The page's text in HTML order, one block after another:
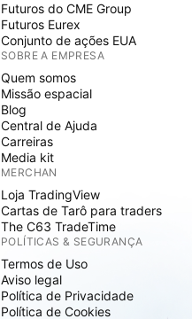
Futuros do CME Group
Futuros Eurex
Conjunto de ações EUA
SOBRE A EMPRESA
Quem somos
Missão espacial
Blog
Central de Ajuda
Carreiras
Media kit
MERCHAN
Loja TradingView
Cartas de Tarô para traders
The C63 TradeTime
POLÍTICAS & SEGURANÇA
Termos de Uso
Aviso legal
Política de Privacidade
Política de Cookies